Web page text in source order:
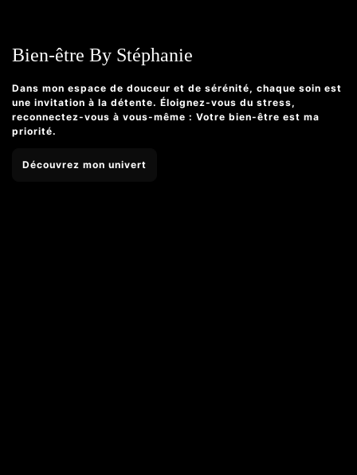
Bien-être By Stéphanie
Dans mon espace de douceur et de sérénité, chaque soin est
une invitation à la détente. Éloignez-vous du stress,
reconnectez-vous à vous-même : Votre bien-être est ma
priorité.
Découvrez mon univert